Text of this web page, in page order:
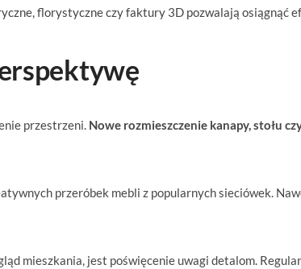
florystyczne czy faktury 3D pozwalają osiągnąć
przestrzeni. Nowe rozmieszczenie kanapy, stołu
przeróbek mebli z popularnych sieciówek.
mieszkania, jest poświęcenie uwagi detalom.